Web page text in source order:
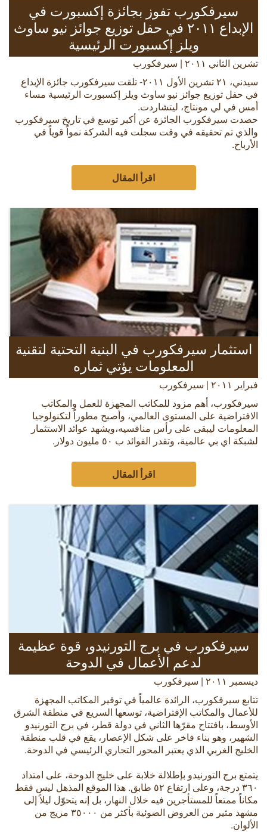
سيرفكورب تفوز بجائزة إكسبورت في
الإبداع ٢٠١١ في حفل توزيع جوائز نيو ساوث
ويلز إكسبورت الرئيسية
تشرين الثاني ٢٠١١ | سيرفكورب
سيدني، ٢١ تشرين الأول ٢٠١١- تلقت سيرفكورب جائزة الإبداع
في حفل توزيع جوائز نيو ساوث ويلز إكسبورت الرئيسية مساء
أمس في لي مونتاج، ليتشاردت.
حصدت سيرفكورب الجائزة عن أكبر توسع في تاريخ سيرفكورب
والذي تم تحقيقه في وقت سجلت فيه الشركة نمواً قوياً في
الأرباح.
اقرأ المقال
استثمار سيرفكورب في البنية التحتية لتقنية
المعلومات يؤتي ثماره
فبراير ٢٠١١ | سيرفكورب
سيرفكورب، أهم مزود للمكاتب المجهزة للعمل والمكاتب
الافتراضية على المستوى العالمي، وأصبح مطوراً لتكنولوجيا
المعلومات ليبقى على رأس منافسيه،ويشهد عوائد الاستثمار
لشبكة اي بي عالمية، وتقدر الفوائد ب ٥٠ مليون دولار.
اقرأ المقال
سيرفكورب في برج التورنيدو، قوة عظيمة
لدعم الأعمال في الدوحة
ديسمبر ٢٠١١ | سيرفكورب
تتابع سيرفكورب، الرائدة عالمياً في توفير المكاتب المجهزة
للأعمال والمكاتب الإفتراضية، توسعها السريع في منطقة الشرق
الأوسط، بافتتاح مقرّها الثاني في دولة قطر، في برج التورنيدو
الشهير، وهو بناء فاخر على شكل الإعصار، يقع في قلب منطقة
الخليج الغربي الذي يعتبر المحور التجاري الرئيسي في الدوحة.
يتمتع برج التورنيدو بإطلالة خلابة على خليج الدوحة، على امتداد
٣٦٠ درجة، وعلى ارتفاع ٥٢ طابق. هذا الموقع المذهل ليس فقط
مكاناً ممتعاً للمستأجرين فيه خلال النهار، بل إنه يتحوّل ليلاً إلى
مشهد مثير من العروض الضوئية بأكثر من ٣٥٠٠٠ مزيج من
الألوان.